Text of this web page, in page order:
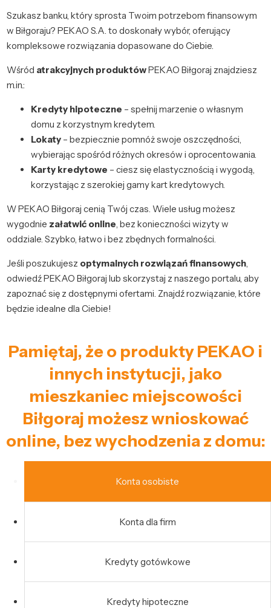
Szukasz banku, który sprosta Twoim potrzebom finansowym
w Biłgoraju? PEKAO S.A. to doskonały wybór, oferujący
kompleksowe rozwiązania dopasowane do Ciebie.
Wśród atrakcyjnych produktówPEKAO Biłgoraj znajdziesz
m.in.:
Kredyty hipoteczne – spełnij marzenie o własnym
domu z korzystnym kredytem.
Lokaty – bezpiecznie pomnóż swoje oszczędności,
wybierając spośród różnych okresów i oprocentowania.
Karty kredytowe – ciesz się elastycznością i wygodą,
korzystając z szerokiej gamy kart kredytowych.
W PEKAO Biłgoraj cenią Twój czas. Wiele usług możesz
wygodnie załatwić online, bez konieczności wizyty w
oddziale. Szybko, łatwo i bez zbędnych formalności.
Jeśli poszukujesz optymalnych rozwiązań finansowych,
odwiedź PEKAO Biłgoraj lub skorzystaj z naszego portalu, aby
zapoznać się z dostępnymi ofertami. Znajdź rozwiązanie, które
będzie idealne dla Ciebie!
Pamiętaj, że o produkty PEKAO i
innych instytucji, jako
mieszkaniec miejscowości
Biłgoraj możesz wnioskować
online, bez wychodzenia z domu:
Konta osobiste
Konta dla firm
Kredyty gotówkowe
Kredyty hipoteczne